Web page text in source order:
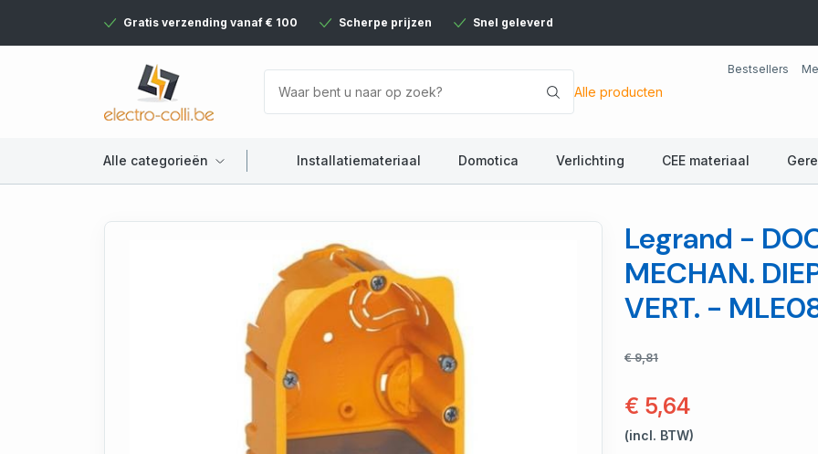
Gratis verzending vanaf € 100 Scherpe prijzen Snel geleverd
Alle producten
Bestsellers
Alle categorieën Installatiemateriaal Domotica Verlichting CEE materiaal
Legrand -
MECHAN.
VERT. -
€ 9,81
€ 5,64
(incl. BTW)